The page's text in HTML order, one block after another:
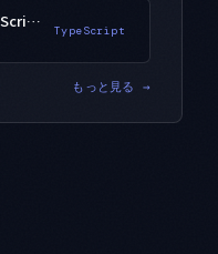
プロを目指す人のためのTypeScript入門 TypeScript
もっと見る →